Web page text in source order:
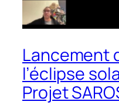
Lancement
l’éclipse
Projet